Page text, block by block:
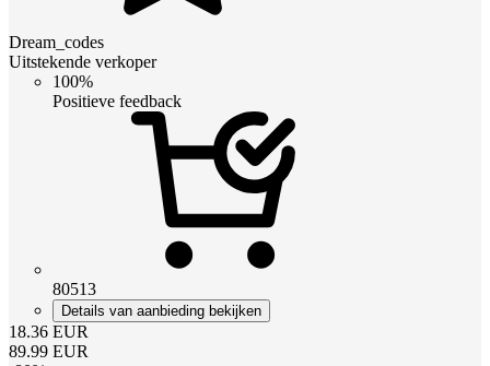
Dream_codes
Uitstekende verkoper
100%
Positieve feedback
80513
Details van aanbieding bekijken
18.36 EUR
89.99 EUR